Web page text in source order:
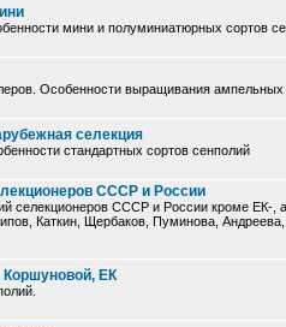
мини и полуминиатюрных сортов
Особенности выращивания
селекция
стандартных сортов сенполий
СССР и России
селекционеров СССР и России кроме ЕК-,
Каткин, Щербаков, Пуминова,
ЕК